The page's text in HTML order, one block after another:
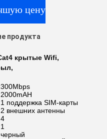
цену
продукта
крытые Wifi,
,
300Mbps
2000mAH
1 поддержка SIM-карты
2 внешних антенны
4
1
черный